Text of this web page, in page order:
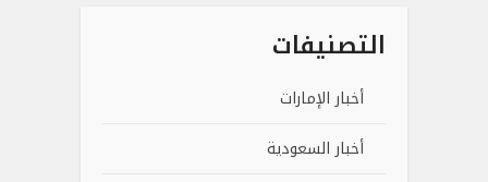
التصنيفات
أخبار الإمارات
أخبار السعودية